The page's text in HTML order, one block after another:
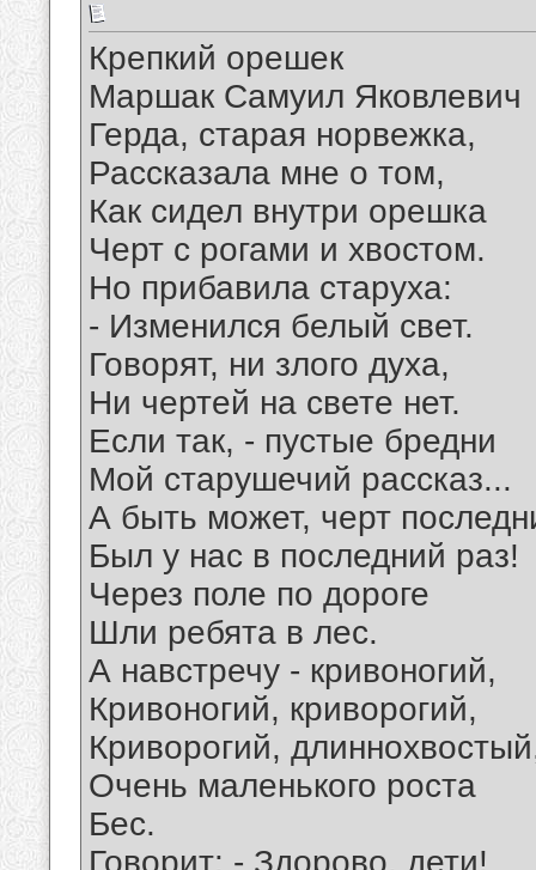
Крепкий орешек
Маршак Самуил Яковлевич
Герда, старая норвежка,
Рассказала мне о том,
Как сидел внутри орешка
Черт с рогами и хвостом.
Но прибавила старуха:
- Изменился белый свет.
Говорят, ни злого духа,
Ни чертей на свете нет.
Если так, - пустые бредни
Мой старушечий рассказ...
А быть может, черт
Был у нас в последний раз!
Через поле по дороге
Шли ребята в лес.
А навстречу - кривоногий,
Кривоногий, криворогий,
Криворогий,
Очень маленького роста
Бес.